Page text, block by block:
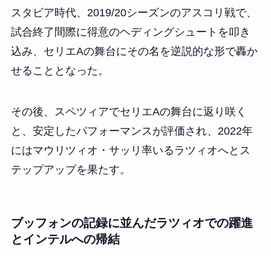
スタビア時代、2019/20シーズンのアスコリ戦で、
試合終了間際に得意のヘディングシュートを叩き
込み、セリエAの舞台にその名を逆説的な形で轟か
せることとなった。
その後、スペツィアでセリエAの舞台に返り咲く
と、安定したパフォーマンスが評価され、2022年
にはマウリツィオ・サッリ率いるラツィオへとス
テップアップを果たす。
ブッフォンの記録に並んだラツィオでの躍進
とインテルへの帰結